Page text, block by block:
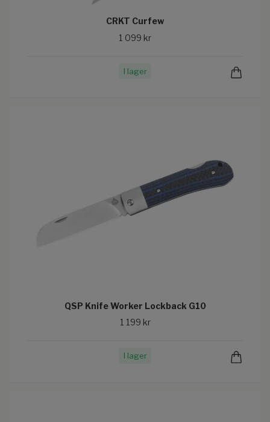
CRKT Curfew
1 099 kr
I lager
QSP Knife Worker Lockback G10
1 199 kr
I lager